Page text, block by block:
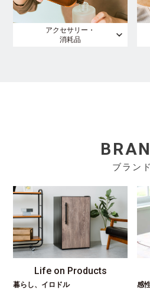
アクセサリー・
消耗品
ブランド
Life on Products
暮らし、イロドル
感